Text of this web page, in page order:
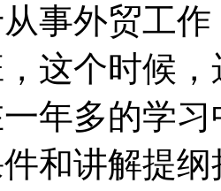
事外贸工
这个时候
年多的学
和讲解提